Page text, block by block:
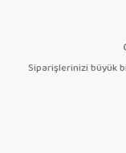
Siparişlerinizi büyük